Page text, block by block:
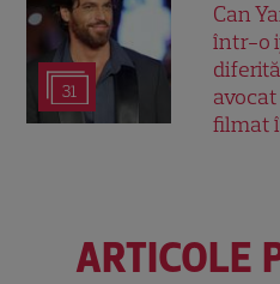
31
Can
într-o
avocat
filmat
ARTICOLE